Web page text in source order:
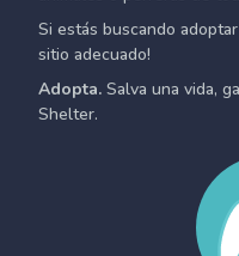
Si estás buscando
sitio adecuado!
Adopta. Salva una vida,
Shelter.